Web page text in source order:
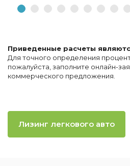
Приведенные расчеты
Для точного определения
пожалуйста, заполните онлайн-
коммерческого предложения.
Лизинг легкового авто